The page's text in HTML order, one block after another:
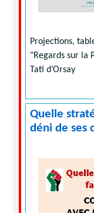
Projections,
"Regards sur la
Tati d’Orsay
Quelle
déni de ses